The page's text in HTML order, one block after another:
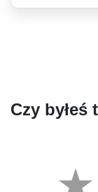
Czy byłeś